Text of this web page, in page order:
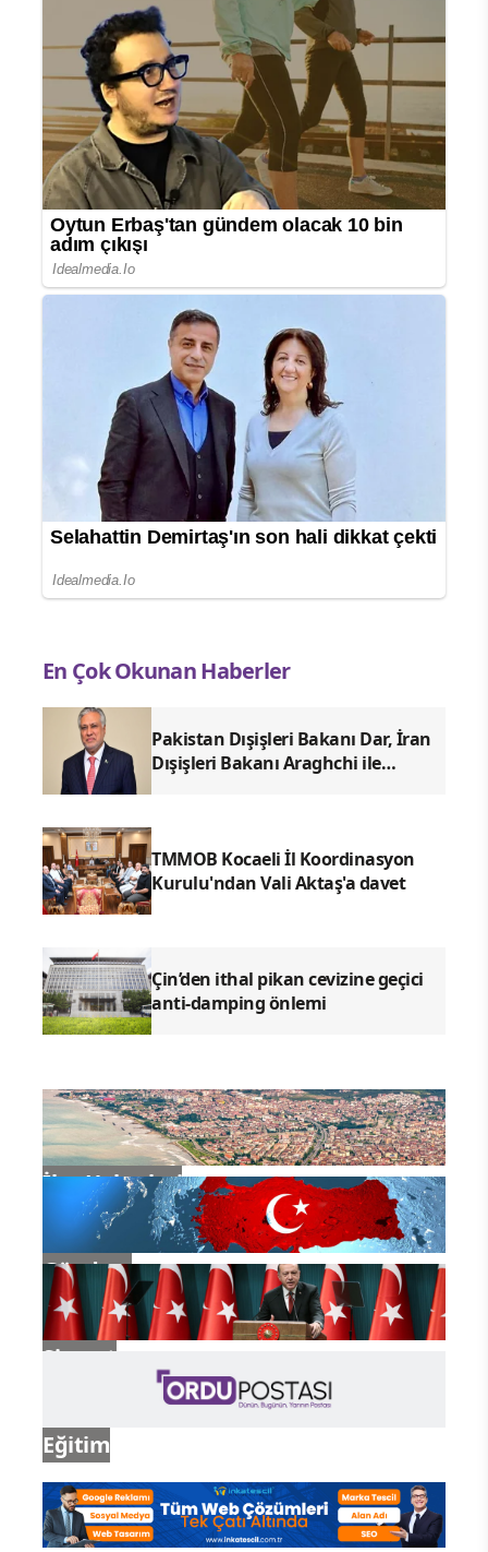
En Çok Okunan Haberler
Pakistan Dışişleri Bakanı Dar, İran
Dışişleri Bakanı Araghchi ile
TMMOB Kocaeli İl Koordinasyon
Kurulu'ndan Vali Aktaş'a davet
Çin’den ithal pikan cevizine geçici
anti-damping önlemi
İlçe Haberleri
Gündem
Siyaset
Eğitim